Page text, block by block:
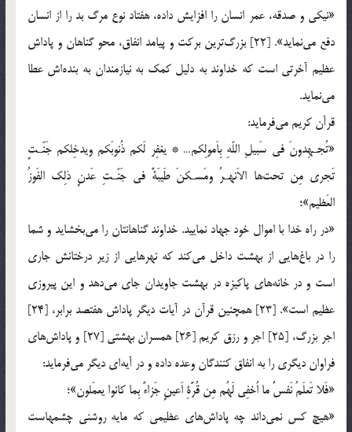
«نیکی و صدقه، عمر انسان را افزایش داده، هفتاد نوع مرگ بد را از انسان
دفع می‌نماید». [22] بزرگ‌ترین برکت و پیامد انفاق، محو گناهان و پاداش
عظیم آخرتی است که خداوند به دلیل کمک به نیازمندان به بنده‌اش عطا
می‌نماید.
قرآن کریم می‌فرماید:
«تُجـهِدونَ فی سَبیلِ اللّهِ بِاَمولِکم… * یغفِر لَکم ذُنوبَکم ویدخِلکم جَنّـتٍ
تَجری مِن تحت‌ها الاَنهـرُ ومَسـکنَ طَیبَةً فی جَنّـتِ عَدنٍ ذلِک الفَوزُ
العَظیم»؛
«در راه خدا با اموال خود جهاد نمایید. خداوند گناهانتان را می‌بخشاید و شما
را در باغ‌هایی از بهشت داخل می‌کند که نهرهایی از زیر درختانش جاری
است و در خانه‌های پاکیزه در بهشت جاویدان جای می‌دهد و این پیروزی
عظیم است». [23] همچنین قرآن در آیات دیگر پاداش هفتصد برابر، [24]
اجر بزرگ، [25] اجر و رزق کریم [26] همسران بهشتی [27] و پاداش‌های
فراوان دیگری را به انفاق کنندگان وعده داده و در آیه‌ای دیگر می‌فرماید:
«فَلا تَعلَمُ نَفسٌ ما اُخفِی لَهُم مِن قُرَّةِ اَعینٍ جَزاءً بِما کانوا یعمَلون»؛
«هیچ کس نمی‌داند چه پاداش‌های عظیمی که مایه روشنی چشمهاست